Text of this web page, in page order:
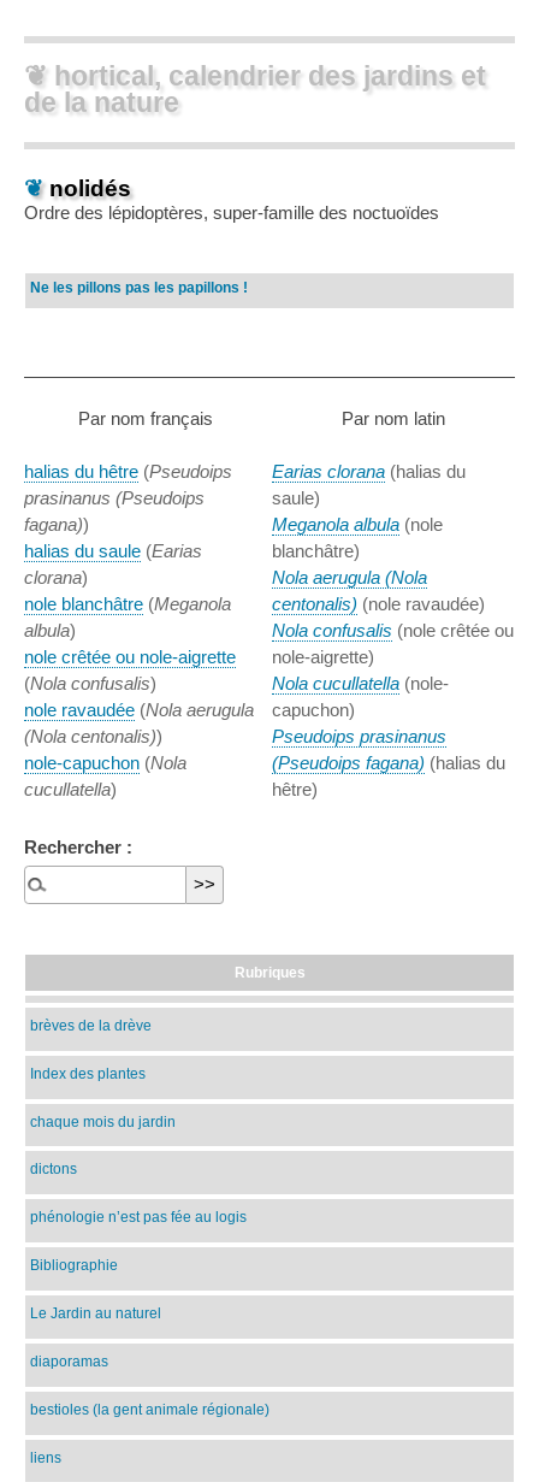
❦ hortical, calendrier des jardins et
de la nature
❦ nolidés
Ordre des lépidoptères, super-famille des noctuoïdes
Ne les pillons pas les papillons !
Par nom français Par nom latin
halias du hêtre (Pseudoips
prasinanus (Pseudoips
fagana))
halias du saule (Earias
clorana)
nole blanchâtre (Meganola
albula)
nole crêtée ou nole-aigrette
(Nola confusalis)
nole ravaudée (Nola aerugula
(Nola centonalis))
nole-capuchon (Nola
cucullatella)
Earias clorana (halias du
saule)
Meganola albula (nole
blanchâtre)
Nola aerugula (Nola
centonalis) (nole ravaudée)
Nola confusalis (nole crêtée ou
nole-aigrette)
Nola cucullatella (nole-
capuchon)
Pseudoips prasinanus
(Pseudoips fagana) (halias du
hêtre)
Rechercher :
Rubriques
brèves de la drève
Index des plantes
chaque mois du jardin
dictons
phénologie n’est pas fée au logis
Bibliographie
Le Jardin au naturel
diaporamas
bestioles (la gent animale régionale)
liens